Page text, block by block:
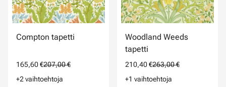
Compton tapetti
165,60 €207,00 €
+2 vaihtoehtoja
Woodland Weeds
tapetti
210,40 €263,00 €
+1 vaihtoehtoja